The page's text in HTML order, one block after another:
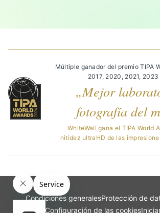
Múltiple ganador del premio TIPA
2017, 2020, 2021,
„Mejor
fotografía del
WhiteWall gana el TIPA World
nitidez ultraHD de las
Condiciones generalesProtección de
Configuración de las cookies